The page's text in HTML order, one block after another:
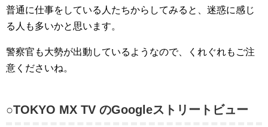
普通に仕事をしている人たちからしてみると、迷惑に感じ
る人も多いかと思います。
警察官も大勢が出動しているようなので、くれぐれもご注
意くださいね。
○TOKYO MX TV のGoogleストリートビュー